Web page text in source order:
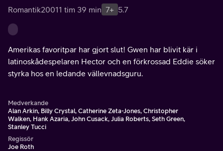
Romantik20011 tim 39 min 7+ 5.7
Amerikas favoritpar har gjort slut! Gwen har blivit kär i
latinoskådespelaren Hector och en förkrossad Eddie söker
styrka hos en ledande vällevnadsguru.
Medverkande
Alan Arkin, Billy Crystal, Catherine Zeta-Jones, Christopher
Walken, Hank Azaria, John Cusack, Julia Roberts, Seth Green,
Stanley Tucci
Regissör
Joe Roth